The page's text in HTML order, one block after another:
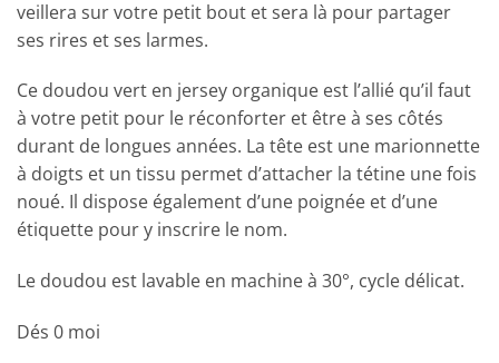
veillera sur votre petit bout et sera là pour partager
ses rires et ses larmes.
Ce doudou vert en jersey organique est l’allié qu’il faut
à votre petit pour le réconforter et être à ses côtés
durant de longues années. La tête est une marionnette
à doigts et un tissu permet d’attacher la tétine une fois
noué. Il dispose également d’une poignée et d’une
étiquette pour y inscrire le nom.
Le doudou est lavable en machine à 30°, cycle délicat.
Dés 0 moi